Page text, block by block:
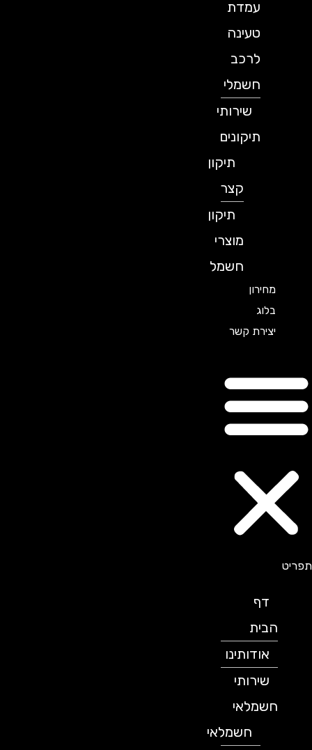
עמדת
טעינה
לרכב
חשמלי
שירותי
תיקונים
תיקון
תיקון
מוצרי
חשמל
מחירון
יצירת קשר
הבית
אודותינו
שירותי
חשמלאי
חשמלאי